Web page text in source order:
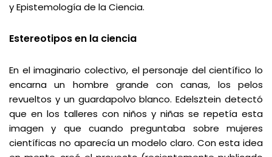
y Epistemología de la Ciencia.
Estereotipos en la ciencia
En el imaginario colectivo, el personaje del científico lo
encarna un hombre grande con canas, los pelos
revueltos y un guardapolvo blanco. Edelsztein detectó
que en los talleres con niños y niñas se repetía esta
imagen y que cuando preguntaba sobre mujeres
científicas no aparecía un modelo claro. Con esta idea